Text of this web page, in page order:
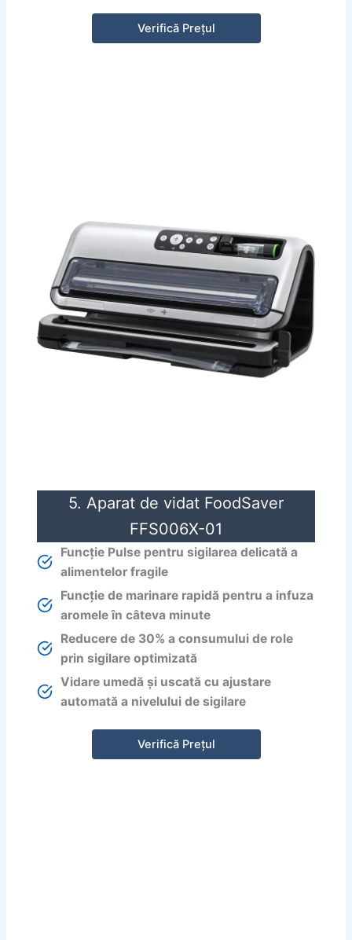
Verifică Prețul
5. Aparat de vidat FoodSaver
FFS006X-01
Funcție Pulse pentru sigilarea delicată a
alimentelor fragile
Funcție de marinare rapidă pentru a infuza
aromele în câteva minute
Reducere de 30% a consumului de role
prin sigilare optimizată
Vidare umedă și uscată cu ajustare
automată a nivelului de sigilare
Verifică Prețul